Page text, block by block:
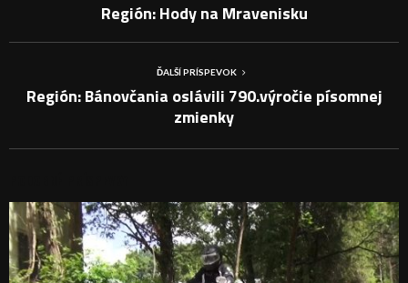
Región: Hody na Mravenisku
ĎALŠÍ PRÍSPEVOK
Región: Bánovčania oslávili 790.výročie písomnej
zmienky